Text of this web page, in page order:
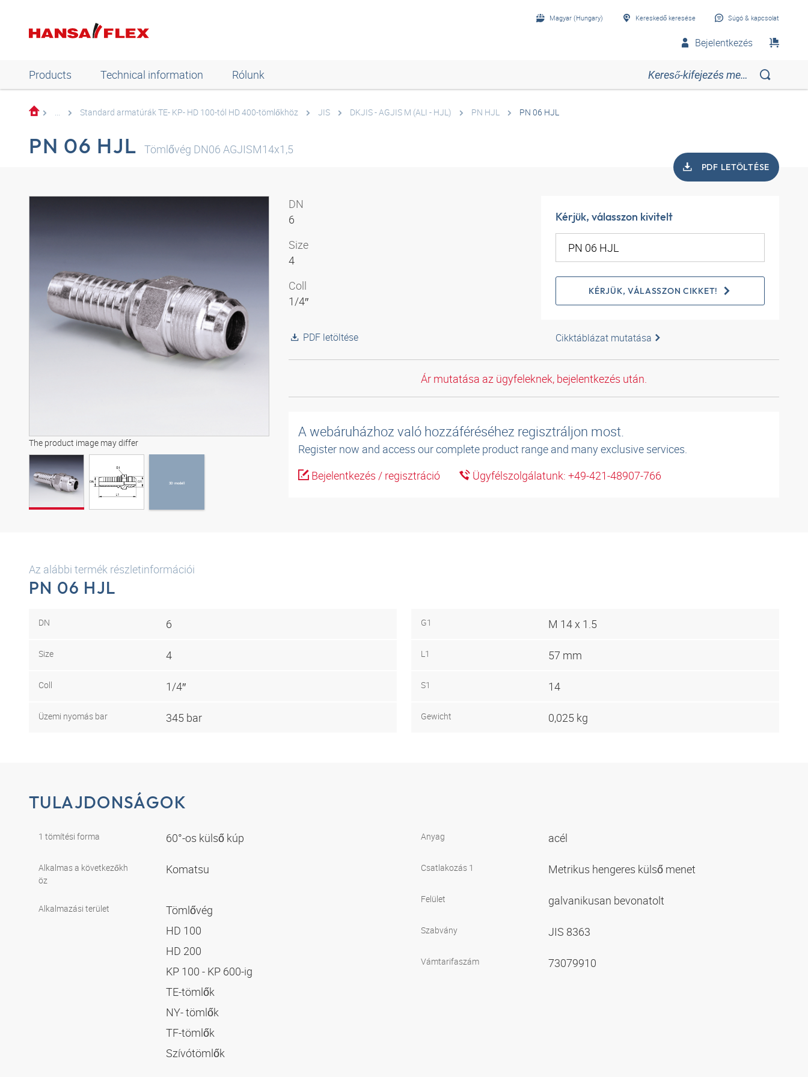
Magyar (Hungary) Kereskedő keresése Súgó & kapcsolat
Bejelentkezés
Products Technical information Rólunk
... Standard armatúrák TE- KP- HD 100-tól HD 400-tömlőkhöz JIS DKJIS - AGJIS M (ALI - HJL) PN HJL PN 06 HJL
PN 06 HJL Tömlővég DN06 AGJISM14x1,5
PDF LETÖLTÉSE
The product image may differ
3D modell
3D modell
DN
6
Size
4
Coll
1/4″
PDF letöltése
Kérjük, válasszon kivitelt
KÉRJÜK, VÁLASSZON CIKKET!
Cikktáblázat mutatása
Ár mutatása az ügyfeleknek, bejelentkezés után.
A webáruházhoz való hozzáféréséhez regisztráljon most.
Register now and access our complete product range and many exclusive services.
Bejelentkezés / regisztráció
Ügyfélszolgálatunk: +49-421-48907-766
Az alábbi termék részletinformációi
PN 06 HJL
DN 6
Size 4
Coll 1/4″
Üzemi nyomás bar 345 bar
G1 M 14 x 1.5
L1 57 mm
S1 14
Gewicht 0,025 kg
TULAJDONSÁGOK
1 tömítési forma 60°-os külső kúp
Alkalmas a következőkh
öz
Komatsu
Alkalmazási terület
Tömlővég
HD 100
HD 200
KP 100 - KP 600-ig
TE-tömlők
NY- tömlők
TF-tömlők
Szívótömlők
Anyag acél
Csatlakozás 1 Metrikus hengeres külső menet
Felület galvanikusan bevonatolt
Szabvány JIS 8363
Vámtarifaszám 73079910